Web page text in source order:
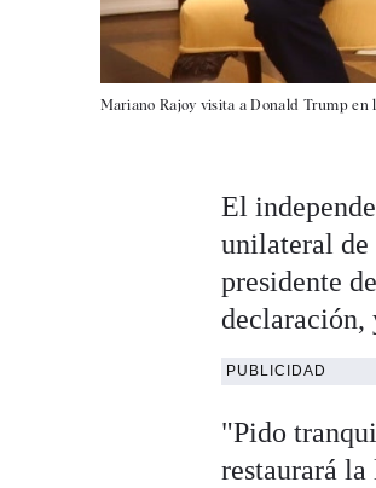
Mariano Rajoy visita a Donald Trump en
El
unilateral de
presidente
declaración,
PUBLICIDAD
"Pido
restaurará